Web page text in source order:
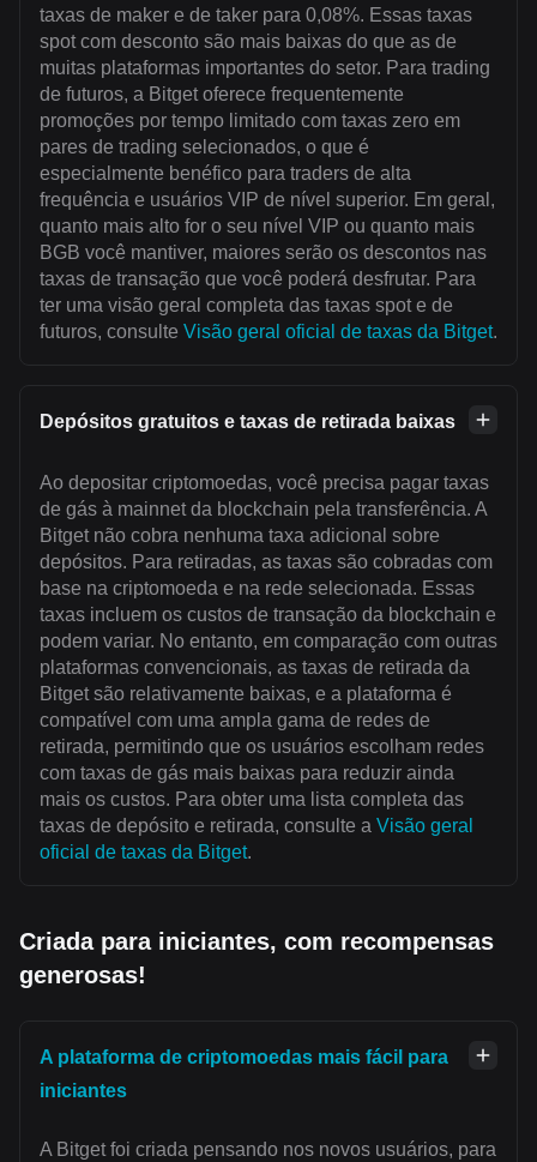
taxas de maker e de taker para 0,08%. Essas taxas
spot com desconto são mais baixas do que as de
muitas plataformas importantes do setor. Para trading
de futuros, a Bitget oferece frequentemente
promoções por tempo limitado com taxas zero em
pares de trading selecionados, o que é
especialmente benéfico para traders de alta
frequência e usuários VIP de nível superior. Em geral,
quanto mais alto for o seu nível VIP ou quanto mais
BGB você mantiver, maiores serão os descontos nas
taxas de transação que você poderá desfrutar. Para
ter uma visão geral completa das taxas spot e de
futuros, consulte Visão geral oficial de taxas da Bitget.
Depósitos gratuitos e taxas de retirada baixas
Ao depositar criptomoedas, você precisa pagar taxas
de gás à mainnet da blockchain pela transferência. A
Bitget não cobra nenhuma taxa adicional sobre
depósitos. Para retiradas, as taxas são cobradas com
base na criptomoeda e na rede selecionada. Essas
taxas incluem os custos de transação da blockchain e
podem variar. No entanto, em comparação com outras
plataformas convencionais, as taxas de retirada da
Bitget são relativamente baixas, e a plataforma é
compatível com uma ampla gama de redes de
retirada, permitindo que os usuários escolham redes
com taxas de gás mais baixas para reduzir ainda
mais os custos. Para obter uma lista completa das
taxas de depósito e retirada, consulte a Visão geral
oficial de taxas da Bitget.
Criada para iniciantes, com recompensas
generosas!
A plataforma de criptomoedas mais fácil para
iniciantes
A Bitget foi criada pensando nos novos usuários, para